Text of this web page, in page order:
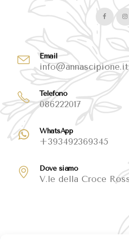
Email
info@annascipione.it
Telefono
086222017
WhatsApp
+393492369345
Dove siamo
V.le della Croce